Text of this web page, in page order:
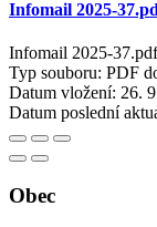
Infomail 2025-
Infomail 2025-37.pdf
Typ souboru: PDF
Datum vložení: 26.
Datum poslední
Obec